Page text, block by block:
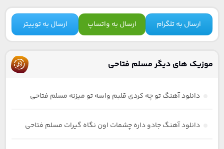
ارسال به تلگرام ارسال به واتساپ ارسال به توییتر
موزیک های دیگر مسلم فتاحی
دانلود آهنگ تو چه کردی قلبم واسه تو میزنه مسلم فتاحی
دانلود آهنگ جادو داره چشمات اون نگاه گیرات مسلم فتاحی